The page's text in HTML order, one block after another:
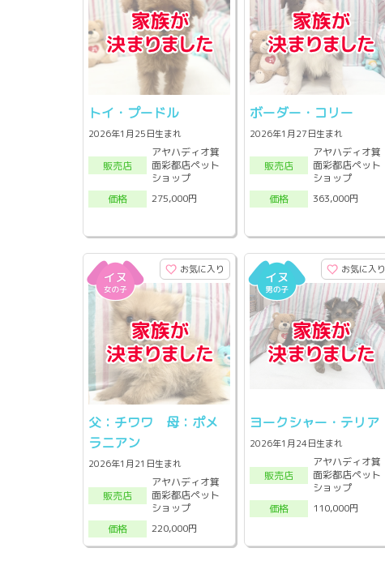
トイ・プードル
2026年1月25日生まれ
販売店
アヤハディオ箕
面彩都店ペット
ショップ
価格
275,000円
ボーダー・コリー
2026年1月27日生まれ
販売店
アヤハディオ箕
面彩都店ペット
ショップ
価格
363,000円
お気に入り
父：チワワ 母：ポメ
ラニアン
2026年1月21日生まれ
販売店
アヤハディオ箕
面彩都店ペット
ショップ
価格
220,000円
お気に入り
ヨークシャー・テリア
2026年1月24日生まれ
販売店
アヤハディオ箕
面彩都店ペット
ショップ
価格
110,000円